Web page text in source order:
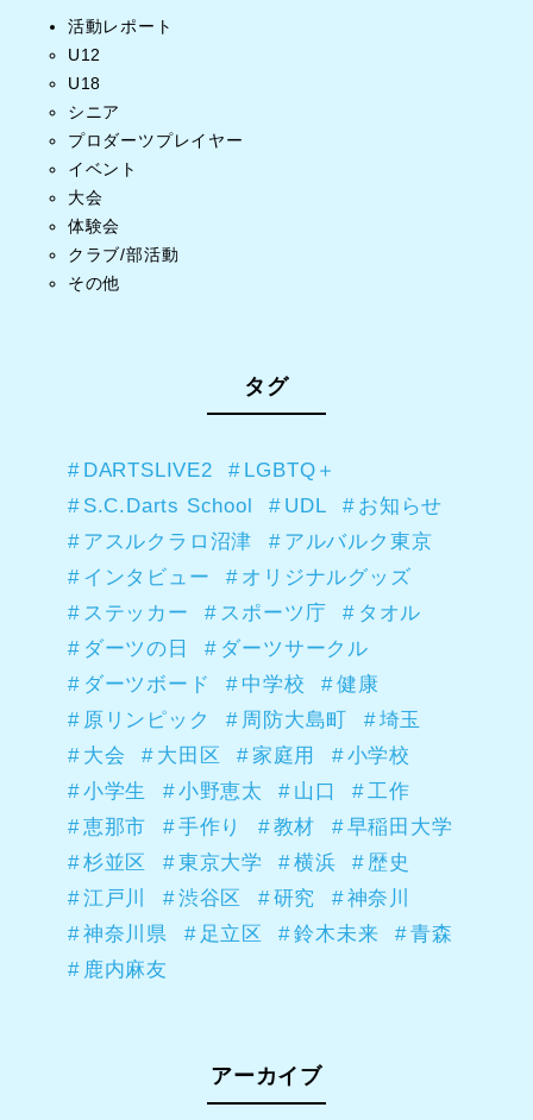
活動レポート
U12
U18
シニア
プロダーツプレイヤー
イベント
大会
体験会
クラブ/部活動
その他
タグ
DARTSLIVE2
LGBTQ＋
S.C.Darts School
UDL
お知らせ
アスルクラロ沼津
アルバルク東京
インタビュー
オリジナルグッズ
ステッカー
スポーツ庁
タオル
ダーツの日
ダーツサークル
ダーツボード
中学校
健康
原リンピック
周防大島町
埼玉
大会
大田区 家庭用
小学校
小学生
小野恵太 山口
工作
恵那市
手作り 教材
早稲田大学
杉並区
東京大学 横浜
歴史
江戸川
渋谷区 研究
神奈川
神奈川県
足立区 鈴木未来
青森
鹿内麻友
アーカイブ